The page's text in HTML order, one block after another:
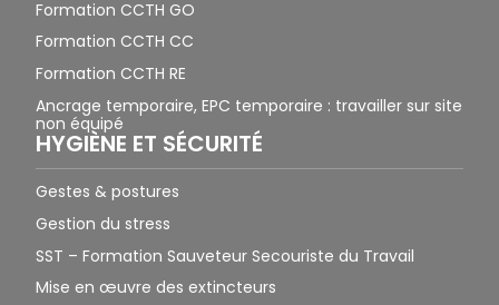
Formation CCTH GO
Formation CCTH CC
Formation CCTH RE
Ancrage temporaire, EPC temporaire : travailler sur site
non équipé
HYGIÈNE ET SÉCURITÉ
Gestes & postures
Gestion du stress
SST – Formation Sauveteur Secouriste du Travail
Mise en œuvre des extincteurs